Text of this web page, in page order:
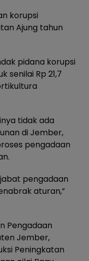
korupsi
Ajung tahun
pidana korupsi
senilai Rp 21,7
tidak ada
di Jember,
pengadaan
pengadaan
aturan,”
Pengadaan
Jember,
Peningkatan